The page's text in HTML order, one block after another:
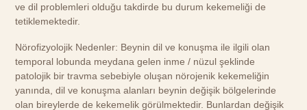
ve dil problemleri olduğu takdirde bu durum kekemeliği de
tetiklemektedir.
Nörofizyolojik Nedenler: Beynin dil ve konuşma ile ilgili olan
temporal lobunda meydana gelen inme / nüzul şeklinde
patolojik bir travma sebebiyle oluşan nörojenik kekemeliğin
yanında, dil ve konuşma alanları beynin değişik bölgelerinde
olan bireylerde de kekemelik görülmektedir. Bunlardan değişik